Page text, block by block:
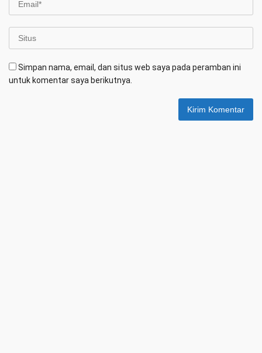
Simpan nama, email, dan situs web saya pada peramban ini
untuk komentar saya berikutnya.